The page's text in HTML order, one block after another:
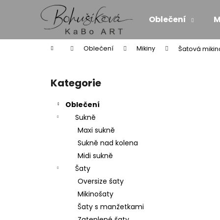
Oblečení
Domů Oblečení Mikiny Šatová
Přeskočit
kategorie
Kategorie
Oblečení
Sukně
Maxi sukně
Sukně nad kolena
Midi sukně
Šaty
Oversize šaty
Mikinošaty
Šaty s manžetkami
í
Zpět
do
Zpět
do
MAXI ŠATY - NÁDECH A VÝDECH